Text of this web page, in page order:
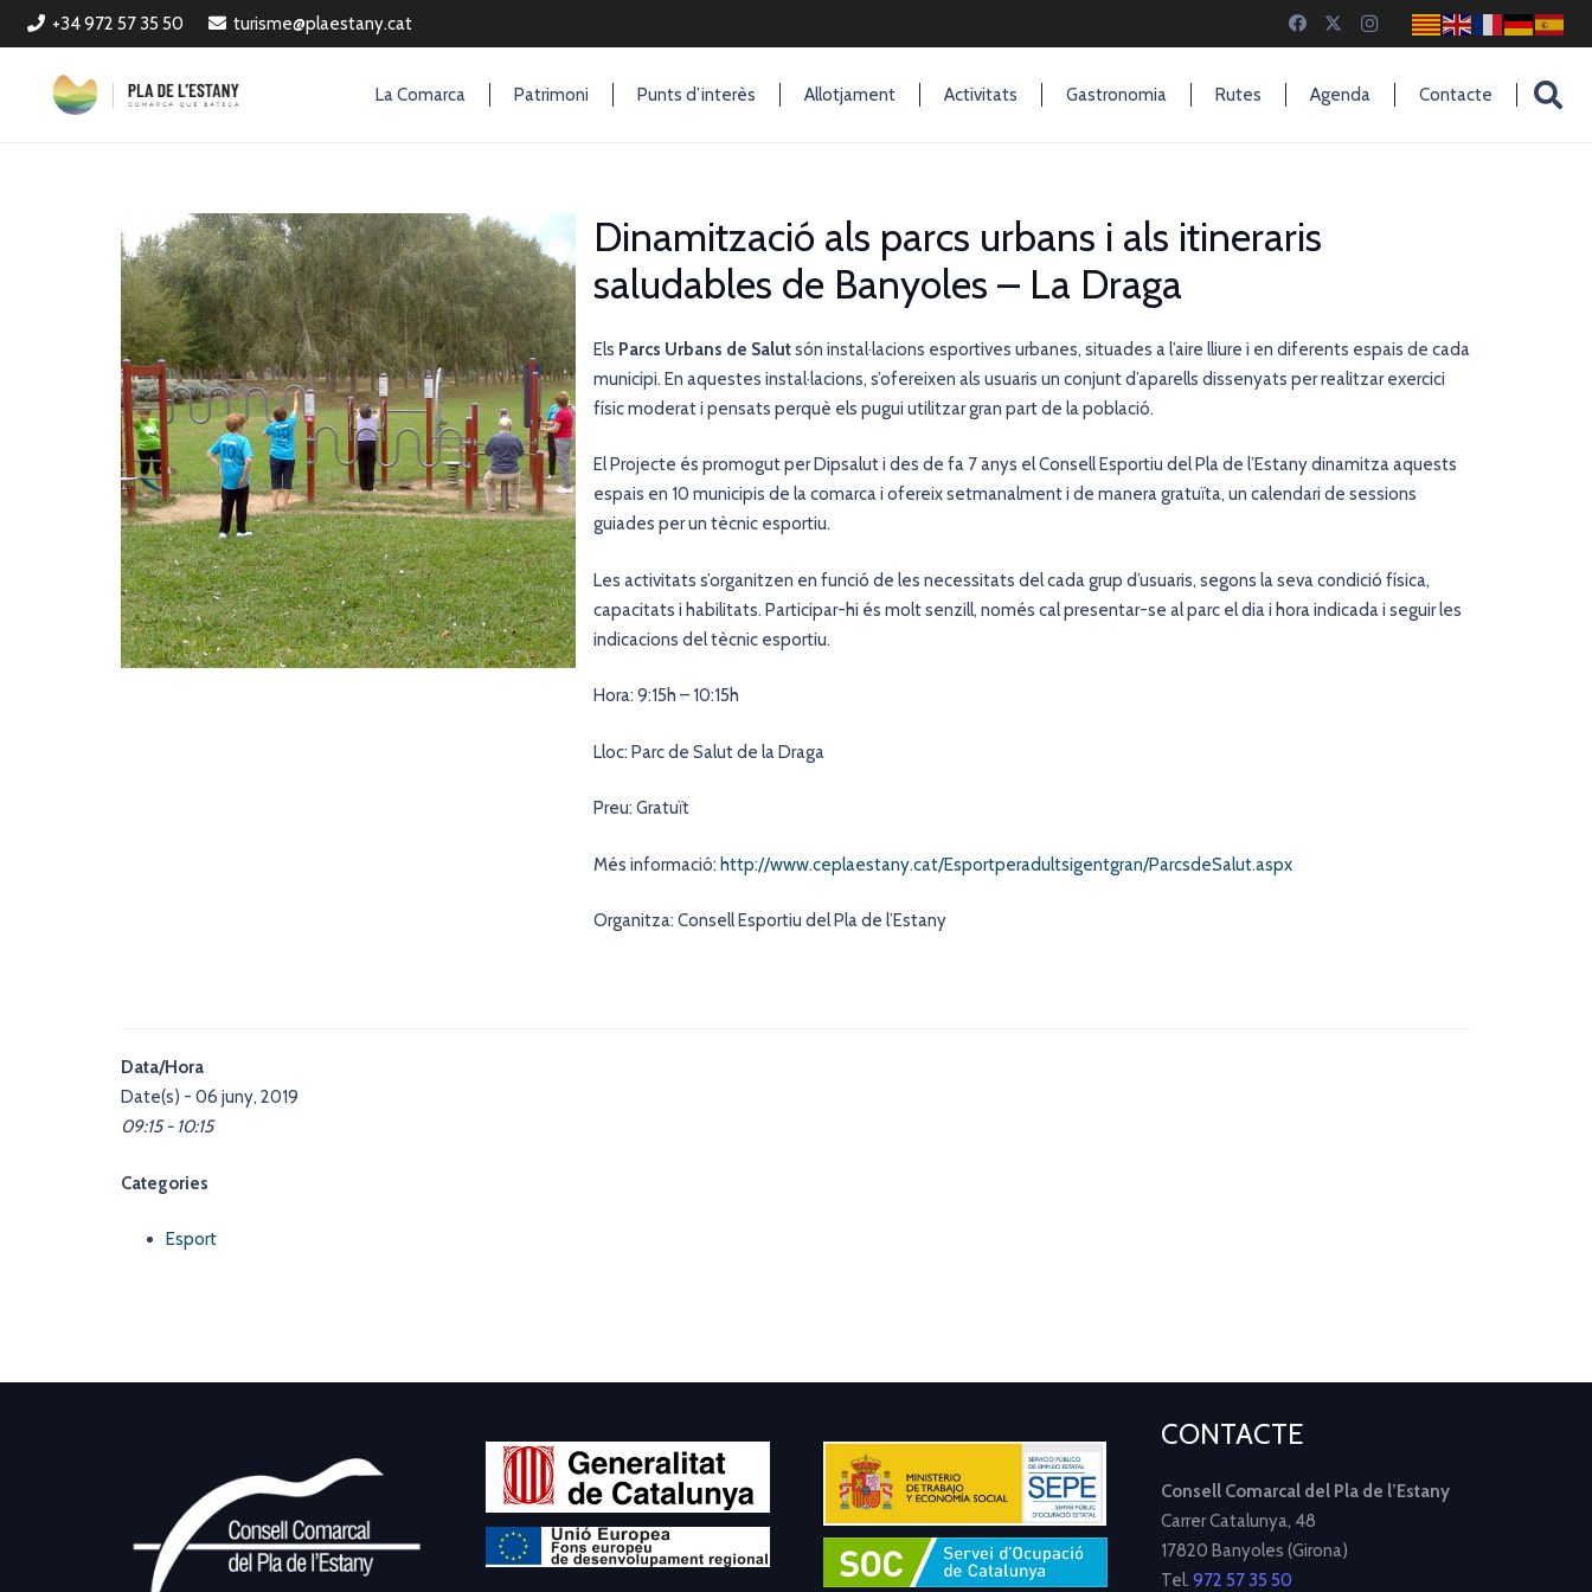
+34 972 57 35 50 turisme@plaestany.cat
La Comarca Patrimoni Punts d’interès Allotjament Activitats Gastronomia Rutes Agenda Contacte
Dinamització als parcs urbans i als itineraris
saludables de Banyoles – La Draga
Els Parcs Urbans de Salutsón instal·lacions esportives urbanes, situades a l’aire lliure i en diferents espais de cada
municipi. En aquestes instal·lacions, s’ofereixen als usuaris un conjunt d’aparells dissenyats per realitzar exercici
físic moderat i pensats perquè els pugui utilitzar gran part de la població.
El Projecte és promogut per Dipsalut i des de fa 7 anys el Consell Esportiu del Pla de l’Estanydinamitza aquests
espais en 10 municipis de la comarca i ofereix setmanalment i de manera gratuïta, un calendari de sessions
guiades per un tècnic esportiu.
Les activitats s’organitzen en funció de les necessitats del cada grup d’usuaris, segons la seva condició física,
capacitats i habilitats. Participar-hi és molt senzill, només cal presentar-se al parc el dia i hora indicada i seguir les
indicacions del tècnic esportiu.
Hora: 9:15h – 10:15h
Lloc: Parc de Salut de la Draga
Preu: Gratuït
Més informació: http://www.ceplaestany.cat/Esportperadultsigentgran/ParcsdeSalut.aspx
Organitza: Consell Esportiu del Pla de l’Estany
Data/Hora
Date(s) - 06 juny, 2019
09:15 - 10:15
Categories
Esport
CONTACTE
Consell Comarcal del Pla de l’Estany
Carrer Catalunya, 48
17820 Banyoles (Girona)
Tel. 972 57 35 50